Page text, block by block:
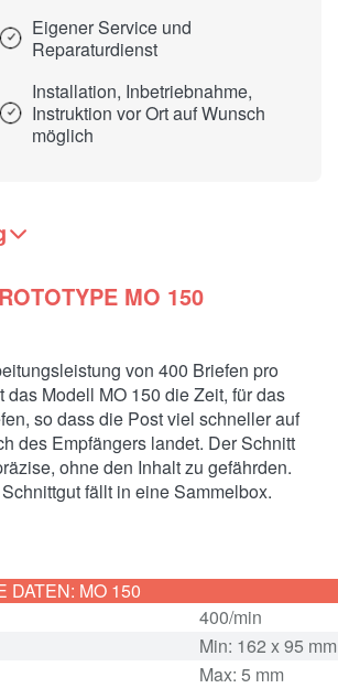
Eigener Service und
Reparaturdienst
Installation, Inbetriebnahme,
Instruktion vor Ort auf Wunsch
möglich
MO 150
von 400 Briefen pro
das Modell MO 150 die Zeit, für das
so dass die Post viel schneller auf
des Empfängers landet. Der Schnitt
ohne den Inhalt zu gefährden.
fällt in eine Sammelbox.
DATEN: MO 150
400/min
Min: 162 x 95
Max: 5 mm